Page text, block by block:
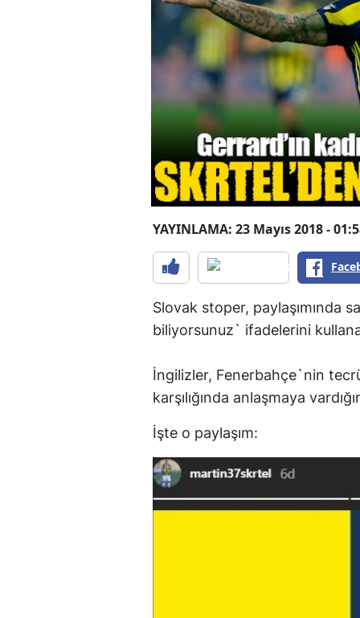
YAYINLAMA: 23 Mayıs 2018 -
Slovak stoper, paylaşımında
biliyorsunuz` ifadelerini
İngilizler, Fenerbahçe`nin
karşılığında anlaşmaya
İşte o paylaşım: